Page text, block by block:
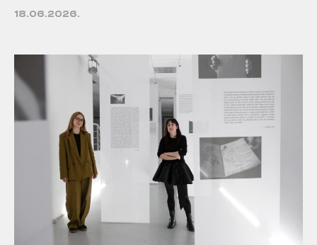
18.06.2026.